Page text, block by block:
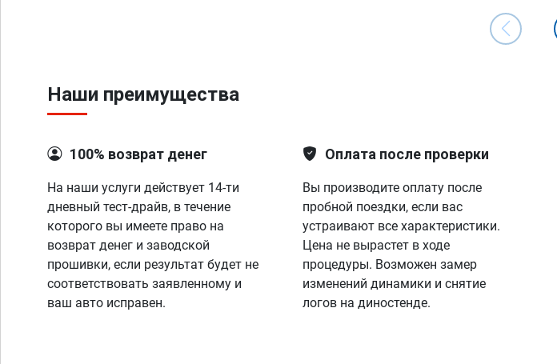
Наши преимущества
100% возврат денег
На наши услуги действует 14-ти
дневный тест-драйв, в течение
которого вы имеете право на
возврат денег и заводской
прошивки, если результат будет не
соответствовать заявленному и
ваш авто исправен.
Оплата после проверки
Вы производите оплату после
пробной поездки, если вас
устраивают все характеристики.
Цена не вырастет в ходе
процедуры. Возможен замер
изменений динамики и снятие
логов на диностенде.